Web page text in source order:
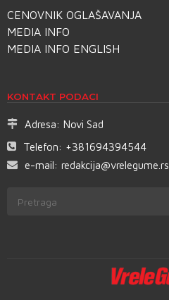
CENOVNIK OGLAŠAVANJA
MEDIA INFO
MEDIA INFO ENGLISH
KONTAKT PODACI
Adresa: Novi Sad
Telefon: +381694394544
e-mail: redakcija@vrelegume.rs